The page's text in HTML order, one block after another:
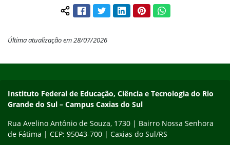
Compartilhar conteúdo:
FacebookTwitterLinkedInPinterestWhatsApp
Última atualização em 28/07/2026
Instituto Federal de Educação, Ciência e Tecnologia do Rio
Grande do Sul – Campus Caxias do Sul
Rua Avelino Antônio de Souza, 1730 | Bairro Nossa Senhora
de Fátima | CEP: 95043-700 | Caxias do Sul/RS